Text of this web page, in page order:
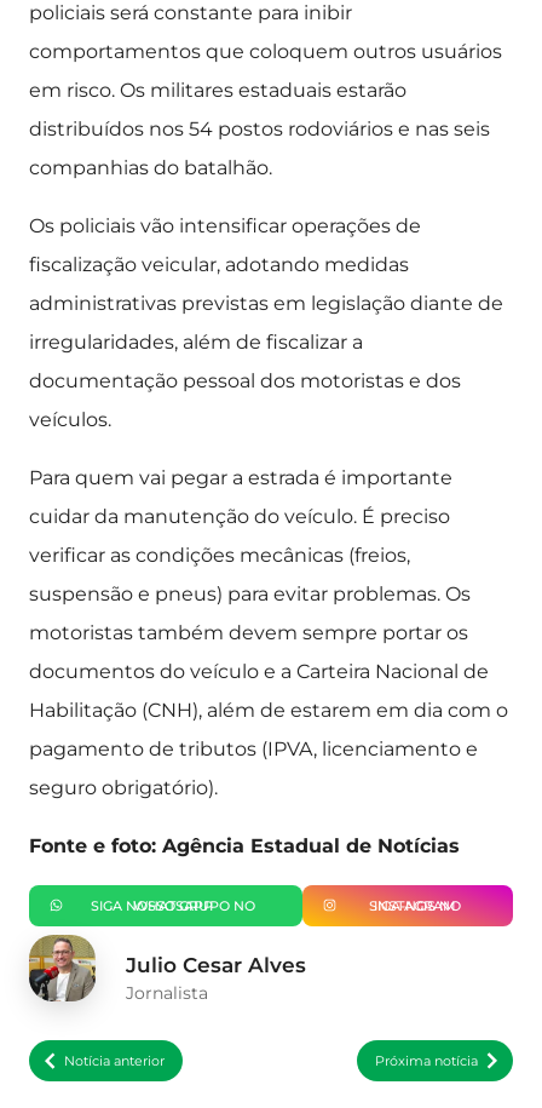
policiais será constante para inibir
comportamentos que coloquem outros usuários
em risco. Os militares estaduais estarão
distribuídos nos 54 postos rodoviários e nas seis
companhias do batalhão.
Os policiais vão intensificar operações de
fiscalização veicular, adotando medidas
administrativas previstas em legislação diante de
irregularidades, além de fiscalizar a
documentação pessoal dos motoristas e dos
veículos.
Para quem vai pegar a estrada é importante
cuidar da manutenção do veículo. É preciso
verificar as condições mecânicas (freios,
suspensão e pneus) para evitar problemas. Os
motoristas também devem sempre portar os
documentos do veículo e a Carteira Nacional de
Habilitação (CNH), além de estarem em dia com o
pagamento de tributos (IPVA, licenciamento e
seguro obrigatório).
Fonte e foto: Agência Estadual de Notícias
SIGA NOSSO GRUPO NO WHATSAPP SIGA-NOS NO INSTAGRAM
Julio Cesar Alves
Jornalista
Notícia anterior Próxima notícia